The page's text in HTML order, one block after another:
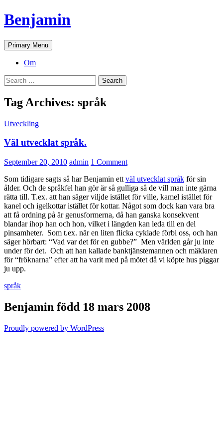
Skip
to
Benjamin
Search
Primary Menu
Om
Search
for:
Tag Archives: språk
Utveckling
Väl utvecklat språk.
September 20, 2010 admin 1 Comment
Som tidigare sagts så har Benjamin ett väl utvecklat språk för sin
ålder. Och de språkfel han gör är så gulliga så de vill man inte gärna
rätta till. T.ex. att han säger viljde istället för ville, kamel istället för
kanel och igelkottar istället för kottar. Något som dock kan vara bra
att få ordning på är genusformerna, då han ganska konsekvent
blandar ihop han och hon, vilket i längden kan leda till en del
pinsamheter. Som t.ex. när en liten flicka cyklade förbi oss, och han
säger hörbart: “Vad var det för en gubbe?” Men världen går ju inte
under för det. Och att han kallade banktjänstemannen och mäklaren
för “fröknarna” efter att ha varit med på mötet då vi köpte hus piggar
ju upp.
språk
Benjamin född 18 mars 2008
Proudly powered by WordPress